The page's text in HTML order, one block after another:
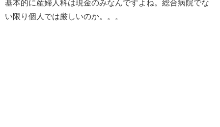
基本的に産婦人科は現金のみなんですよね。総合病院でな
い限り個人では厳しいのか。。。